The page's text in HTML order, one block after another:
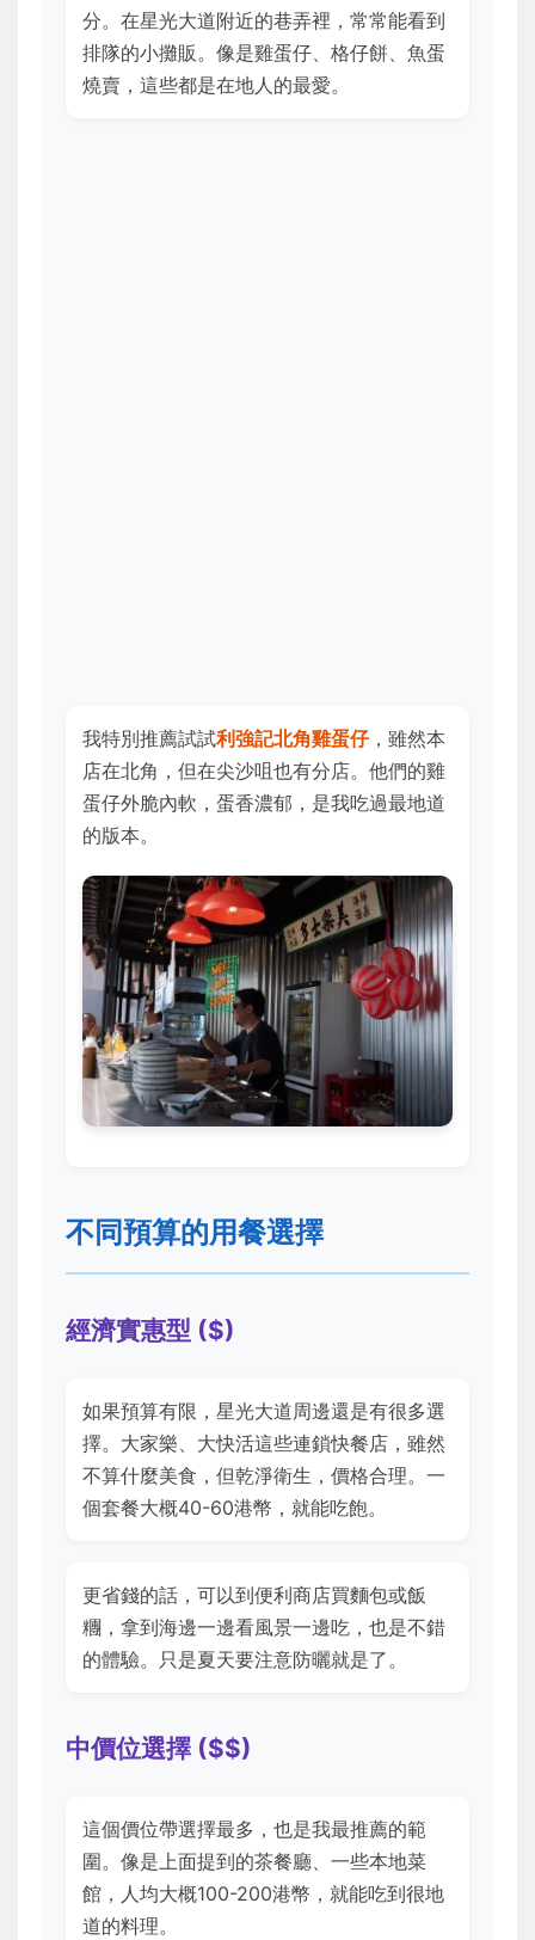
分。在星光大道附近的巷弄裡，常常能看到
排隊的小攤販。像是雞蛋仔、格仔餅、魚蛋
燒賣，這些都是在地人的最愛。
我特別推薦試試利強記北角雞蛋仔，雖然本
店在北角，但在尖沙咀也有分店。他們的雞
蛋仔外脆內軟，蛋香濃郁，是我吃過最地道
的版本。
不同預算的用餐選擇
經濟實惠型 ($)
如果預算有限，星光大道周邊還是有很多選
擇。大家樂、大快活這些連鎖快餐店，雖然
不算什麼美食，但乾淨衛生，價格合理。一
個套餐大概40-60港幣，就能吃飽。
更省錢的話，可以到便利商店買麵包或飯
糰，拿到海邊一邊看風景一邊吃，也是不錯
的體驗。只是夏天要注意防曬就是了。
中價位選擇 ($$)
這個價位帶選擇最多，也是我最推薦的範
圍。像是上面提到的茶餐廳、一些本地菜
館，人均大概100-200港幣，就能吃到很地
道的料理。